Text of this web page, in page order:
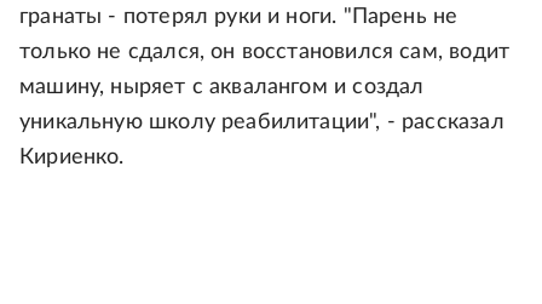
гранаты - потерял руки и ноги. "Парень не
только не сдался, он восстановился сам, водит
машину, ныряет с аквалангом и создал
уникальную школу реабилитации", - рассказал
Кириенко.